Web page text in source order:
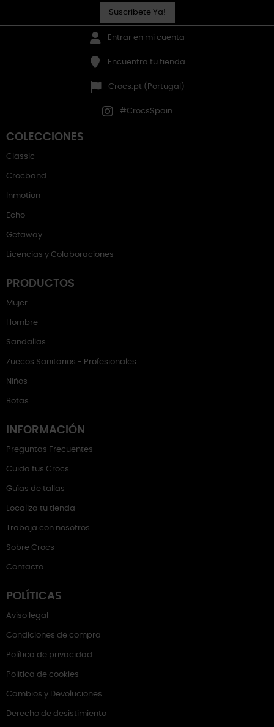
Suscríbete Ya!
Entrar en mi cuenta
Encuentra tu tienda
Crocs.pt (Portugal)
#CrocsSpain
COLECCIONES
Classic
Crocband
Inmotion
Echo
Getaway
Licencias y Colaboraciones
PRODUCTOS
Mujer
Hombre
Sandalias
Zuecos Sanitarios - Profesionales
Niños
Botas
INFORMACIÓN
Preguntas Frecuentes
Cuida tus Crocs
Guías de tallas
Localiza tu tienda
Trabaja con nosotros
Sobre Crocs
Contacto
POLÍTICAS
Aviso legal
Condiciones de compra
Política de privacidad
Política de cookies
Cambios y Devoluciones
Derecho de desistimiento